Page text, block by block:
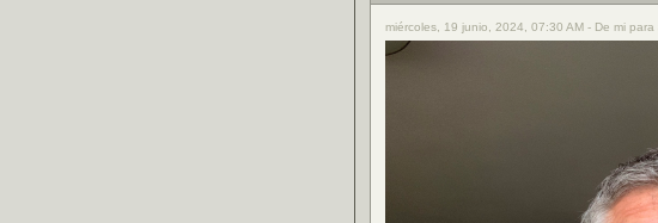
miércoles, 19 junio, 2024, 07:30 AM - De mi para